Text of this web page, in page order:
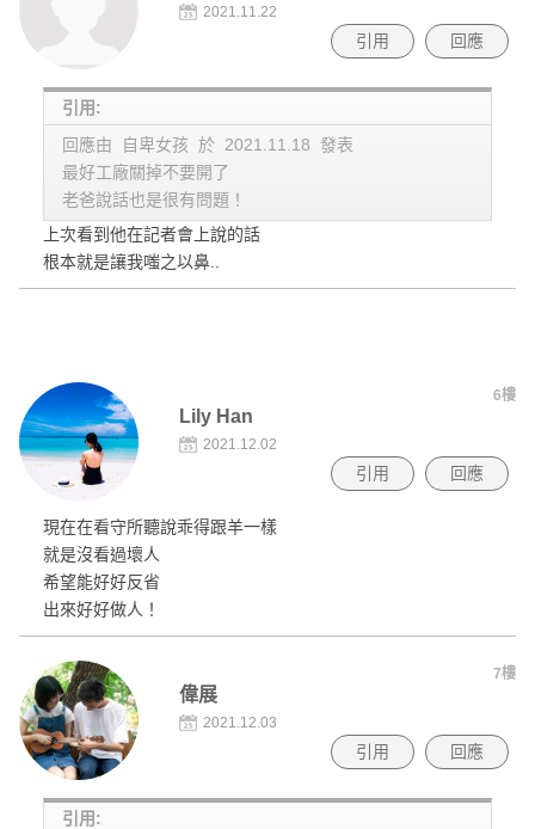
2021.11.22
引用 回應
引用:
回應由 自卑女孩 於 2021.11.18 發表
最好工廠關掉不要開了
老爸說話也是很有問題！
上次看到他在記者會上說的話
根本就是讓我嗤之以鼻..
6樓
Lily Han
2021.12.02
引用 回應
現在在看守所聽說乖得跟羊一樣
就是沒看過壞人
希望能好好反省
出來好好做人！
7樓
偉展
2021.12.03
引用 回應
引用: